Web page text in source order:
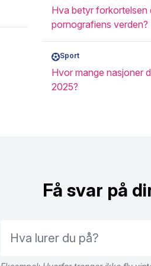
Hva betyr forkortelsen
pornografiens verden?
Sport
Hvor mange nasjoner
2025?
Få svar på